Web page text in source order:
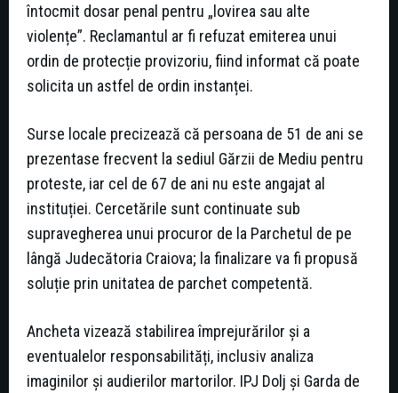
întocmit dosar penal pentru „lovirea sau alte
violențe”. Reclamantul ar fi refuzat emiterea unui
ordin de protecție provizoriu, fiind informat că poate
solicita un astfel de ordin instanței.
Surse locale precizează că persoana de 51 de ani se
prezentase frecvent la sediul Gărzii de Mediu pentru
proteste, iar cel de 67 de ani nu este angajat al
instituției. Cercetările sunt continuate sub
supravegherea unui procuror de la Parchetul de pe
lângă Judecătoria Craiova; la finalizare va fi propusă
soluție prin unitatea de parchet competentă.
Ancheta vizează stabilirea împrejurărilor și a
eventualelor responsabilități, inclusiv analiza
imaginilor și audierilor martorilor. IPJ Dolj şi Garda de